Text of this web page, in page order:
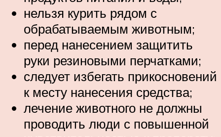
нельзя курить рядом с
обрабатываемым животным;
перед нанесением защитить
руки резиновыми перчатками;
следует избегать прикосновений
к месту нанесения средства;
лечение животного не должны
проводить люди с повышенной